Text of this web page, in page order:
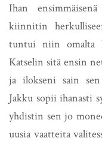
Ihan
kiinnitin
tuntui niin omalta
Katselin sitä ensin
ja ilokseni sain sen
Jakku sopii ihanasti
yhdistin sen jo
uusia vaatteita